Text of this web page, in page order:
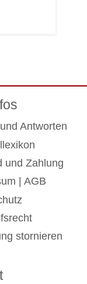
Antworten
und Zahlung
AGB
stornieren